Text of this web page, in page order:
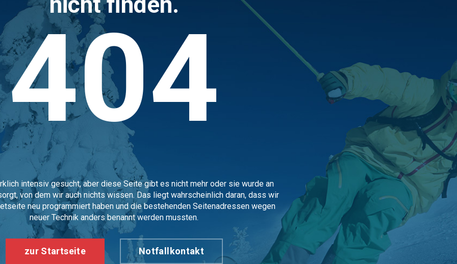
404
intensiv gesucht, aber diese Seite gibt es nicht mehr oder sie wurde an
von dem wir auch nichts wissen. Das liegt wahrscheinlich daran, dass wir
neu programmiert haben und die bestehenden Seitenadressen wegen
neuer Technik anders benannt werden mussten.
zur Startseite Notfallkontakt